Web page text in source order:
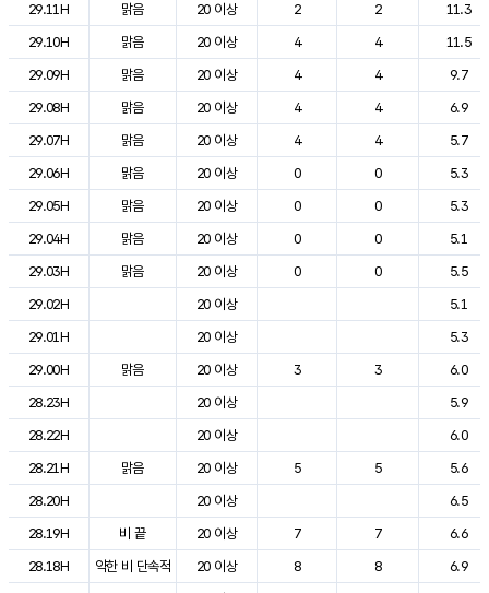
29.11H
맑음 20 이상 2 2
11.3
29.10H
맑음 20 이상 4 4
11.5
29.09H
맑음 20 이상 4 4
9.7
29.08H
맑음 20 이상 4 4
6.9
29.07H
맑음 20 이상 4 4
5.7
29.06H
맑음 20 이상 0 0
5.3
29.05H
맑음 20 이상 0 0
5.3
29.04H
맑음 20 이상 0 0
5.1
29.03H
맑음 20 이상 0 0
5.5
29.02H
20 이상
5.1
29.01H
20 이상
5.3
29.00H
맑음 20 이상 3 3
6.0
28.23H
20 이상
5.9
28.22H
20 이상
6.0
28.21H
맑음 20 이상 5 5
5.6
28.20H
20 이상
6.5
28.19H
비 끝 20 이상 7 7
6.6
28.18H
약한 비 단속적 20 이상 8 8
6.9